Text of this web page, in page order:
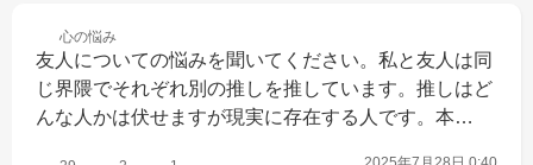
心の悩み
友人についての悩みを聞いてください。私と友人は同
じ界隈でそれぞれ別の推しを推しています。推しはど
んな人かは伏せますが現実に存在する人です。本…